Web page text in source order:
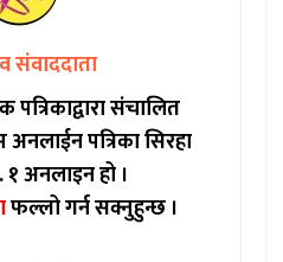
संवाददाता
पत्रिकाद्वारा संचालित
पत्रिका सिरहा
अनलाइन हो ।
फल्लो गर्न सक्नुहुन्छ ।